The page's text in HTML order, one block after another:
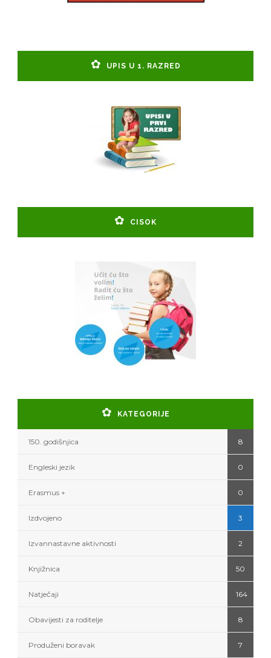
UPIS U 1. RAZRED
CISOK
KATEGORIJE
150. godišnjica 8
Engleski jezik 0
Erasmus + 0
Izdvojeno 3
Izvannastavne aktivnosti 2
Knjižnica 50
Natječaji 164
Obavijesti za roditelje 8
Produženi boravak 7